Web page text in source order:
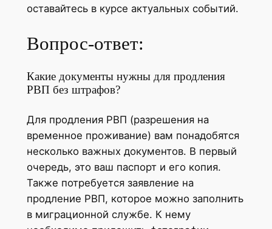
оставайтесь в курсе актуальных событий.
Вопрос-ответ:
Какие документы нужны для продления
РВП без штрафов?
Для продления РВП (разрешения на
временное проживание) вам понадобятся
несколько важных документов. В первый
очередь, это ваш паспорт и его копия.
Также потребуется заявление на
продление РВП, которое можно заполнить
в миграционной службе. К нему